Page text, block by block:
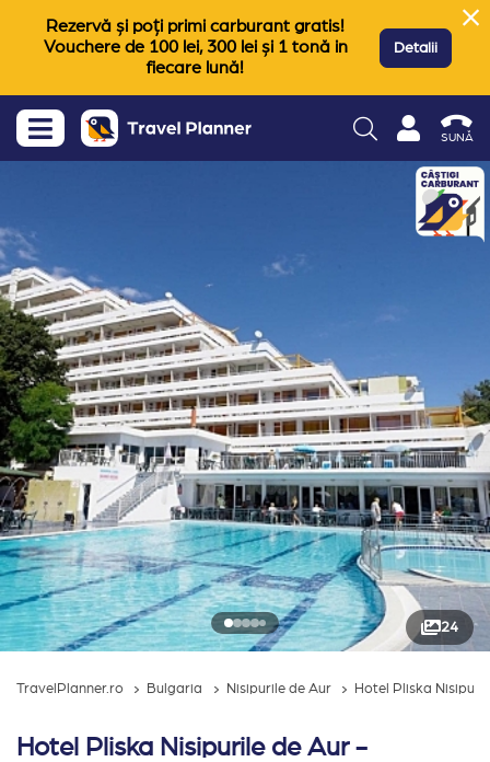
Rezervă și poți primi carburant gratis!
Vouchere de 100 lei, 300 lei și 1 tonă in
fiecare lună!
Detalii
SUNĂ
24
TravelPlanner.ro Bulgaria Nisipurile de Aur Hotel Pliska
Hotel Pliska Nisipurile de Aur -